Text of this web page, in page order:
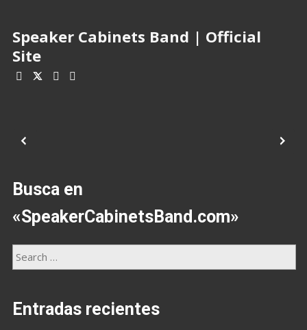
Speaker Cabinets Band | Official
Site
Busca en
«SpeakerCabinetsBand.com»
Entradas recientes